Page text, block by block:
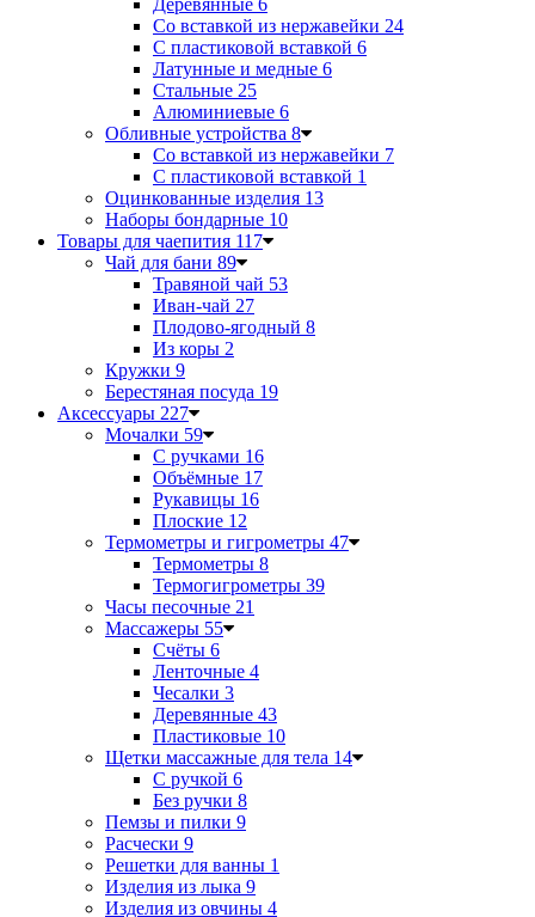
Деревянные 6
Со вставкой из нержавейки 24
С пластиковой вставкой 6
Латунные и медные 6
Стальные 25
Алюминиевые 6
Обливные устройства 8
Со вставкой из нержавейки 7
С пластиковой вставкой 1
Оцинкованные изделия 13
Наборы бондарные 10
Товары для чаепития 117
Чай для бани 89
Травяной чай 53
Иван-чай 27
Плодово-ягодный 8
Из коры 2
Кружки 9
Берестяная посуда 19
Аксессуары 227
Мочалки 59
С ручками 16
Объёмные 17
Рукавицы 16
Плоские 12
Термометры и гигрометры 47
Термометры 8
Термогигрометры 39
Часы песочные 21
Массажеры 55
Счёты 6
Ленточные 4
Чесалки 3
Деревянные 43
Пластиковые 10
Щетки массажные для тела 14
С ручкой 6
Без ручки 8
Пемзы и пилки 9
Расчески 9
Решетки для ванны 1
Изделия из лыка 9
Изделия из овчины 4